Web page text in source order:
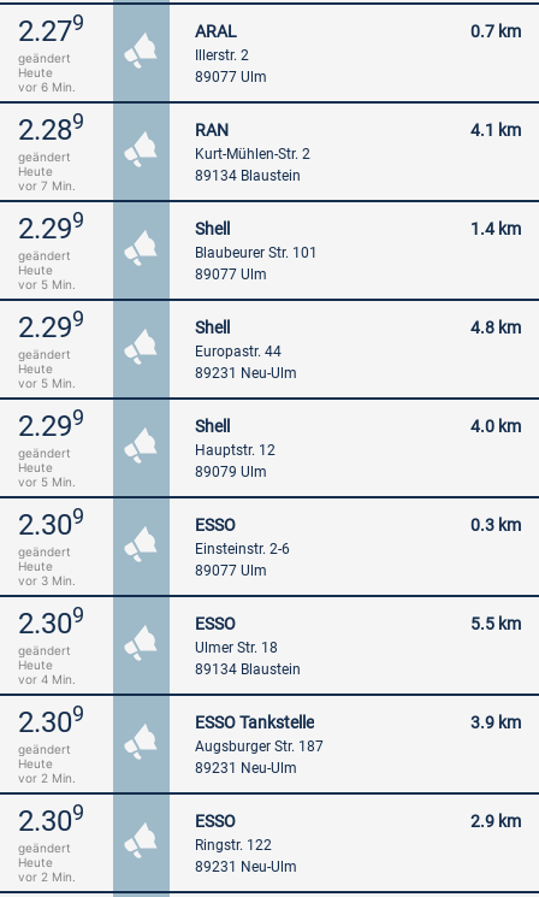
2.279
geändert
Heute
vor 6 Min.
ARAL 0.7 km
Illerstr. 2
89077 Ulm
2.289
geändert
Heute
vor 7 Min.
RAN 4.1 km
Kurt-Mühlen-Str. 2
89134 Blaustein
2.299
geändert
Heute
vor 5 Min.
Shell 1.4 km
Blaubeurer Str. 101
89077 Ulm
2.299
geändert
Heute
vor 5 Min.
Shell 4.8 km
Europastr. 44
89231 Neu-Ulm
2.299
geändert
Heute
vor 5 Min.
Shell 4.0 km
Hauptstr. 12
89079 Ulm
2.309
geändert
Heute
vor 3 Min.
ESSO 0.3 km
Einsteinstr. 2-6
89077 Ulm
2.309
geändert
Heute
vor 4 Min.
ESSO 5.5 km
Ulmer Str. 18
89134 Blaustein
2.309
geändert
Heute
vor 2 Min.
ESSO Tankstelle 3.9 km
Augsburger Str. 187
89231 Neu-Ulm
2.309
geändert
Heute
vor 2 Min.
ESSO 2.9 km
Ringstr. 122
89231 Neu-Ulm